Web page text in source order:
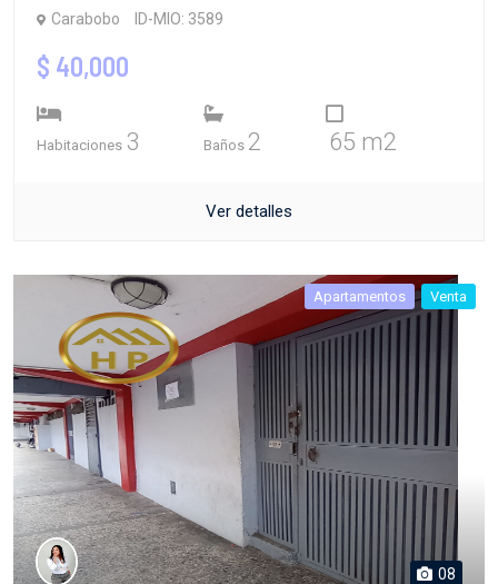
Carabobo ID-MIO: 3589
$ 40,000
Habitaciones 3 Baños 2 65 m2
Ver detalles
Apartamentos Venta
08